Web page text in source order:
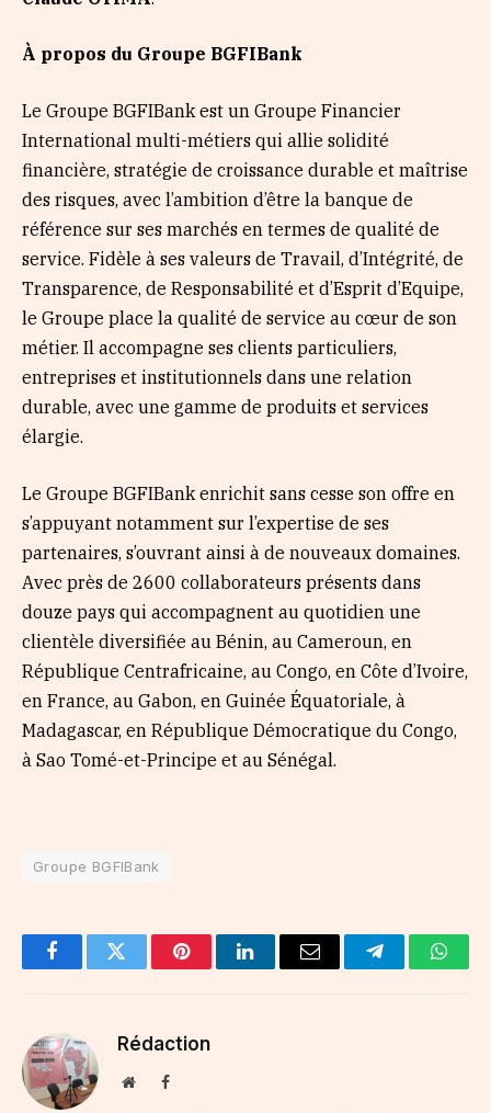
À propos du Groupe BGFIBank
Le Groupe BGFIBank est un Groupe Financier
International multi-métiers qui allie solidité
financière, stratégie de croissance durable et maîtrise
des risques, avec l’ambition d’être la banque de
référence sur ses marchés en termes de qualité de
service. Fidèle à ses valeurs de Travail, d’Intégrité, de
Transparence, de Responsabilité et d’Esprit d’Equipe,
le Groupe place la qualité de service au cœur de son
métier. Il accompagne ses clients particuliers,
entreprises et institutionnels dans une relation
durable, avec une gamme de produits et services
élargie.
Le Groupe BGFIBank enrichit sans cesse son offre en
s’appuyant notamment sur l’expertise de ses
partenaires, s’ouvrant ainsi à de nouveaux domaines.
Avec près de 2600 collaborateurs présents dans
douze pays qui accompagnent au quotidien une
clientèle diversifiée au Bénin, au Cameroun, en
République Centrafricaine, au Congo, en Côte d’Ivoire,
en France, au Gabon, en Guinée Équatoriale, à
Madagascar, en République Démocratique du Congo,
à Sao Tomé-et-Principe et au Sénégal.
Groupe BGFIBank
FacebookTwitter PinterestLinkedInEmail Telegram
Rédaction
WebsiteFacebook